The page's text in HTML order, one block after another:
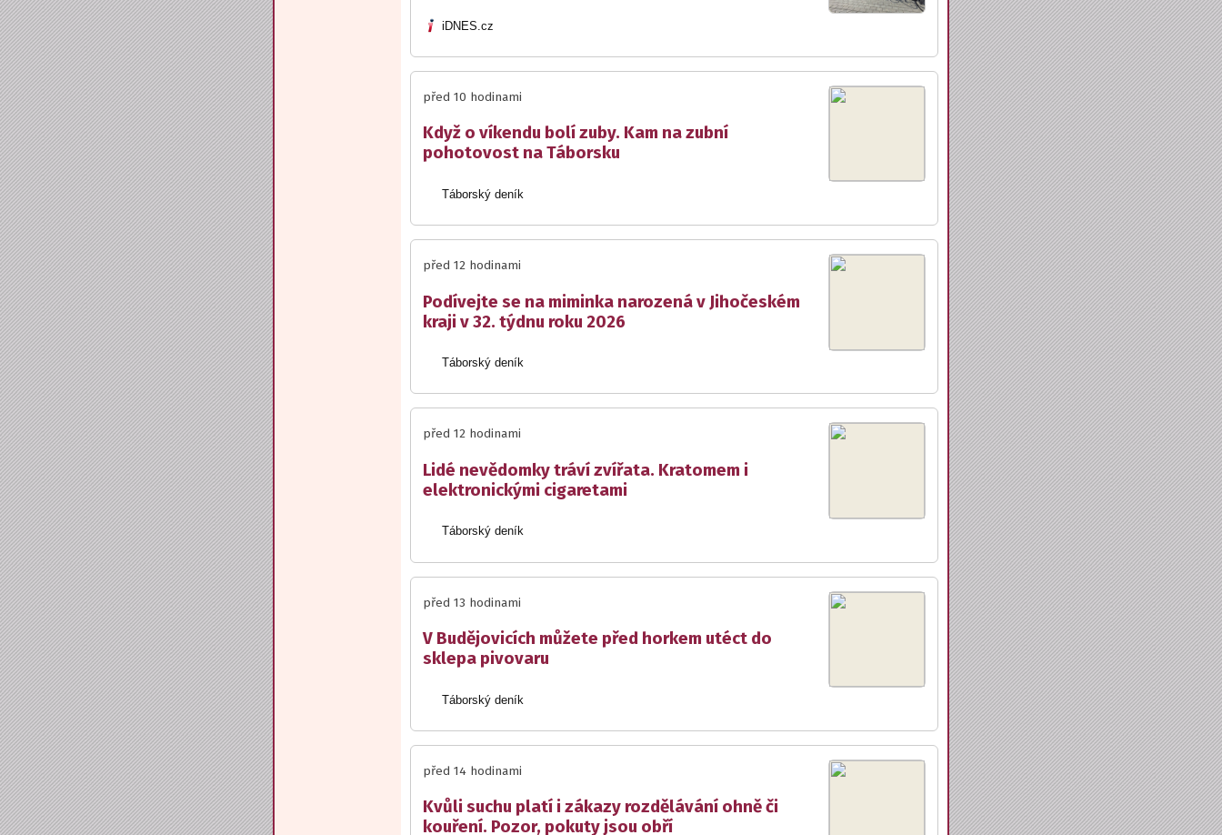
iDNES.cz
před 10 hodinami
Když o víkendu bolí zuby. Kam na zubní
pohotovost na Táborsku
Táborský deník
před 12 hodinami
Podívejte se na miminka narozená v Jihočeském
kraji v 32. týdnu roku 2026
Táborský deník
před 12 hodinami
Lidé nevědomky tráví zvířata. Kratomem i
elektronickými cigaretami
Táborský deník
před 13 hodinami
V Budějovicích můžete před horkem utéct do
sklepa pivovaru
Táborský deník
před 14 hodinami
Kvůli suchu platí i zákazy rozdělávání ohně či
kouření. Pozor, pokuty jsou obří